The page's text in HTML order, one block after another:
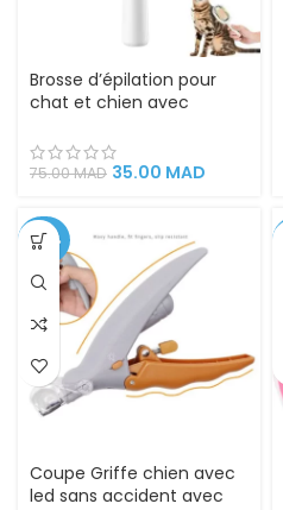
Brosse d’épilation pour
chat et chien avec
75.00MAD 35.00 MAD
-47%
Coupe Griffe chien avec
led sans accident avec